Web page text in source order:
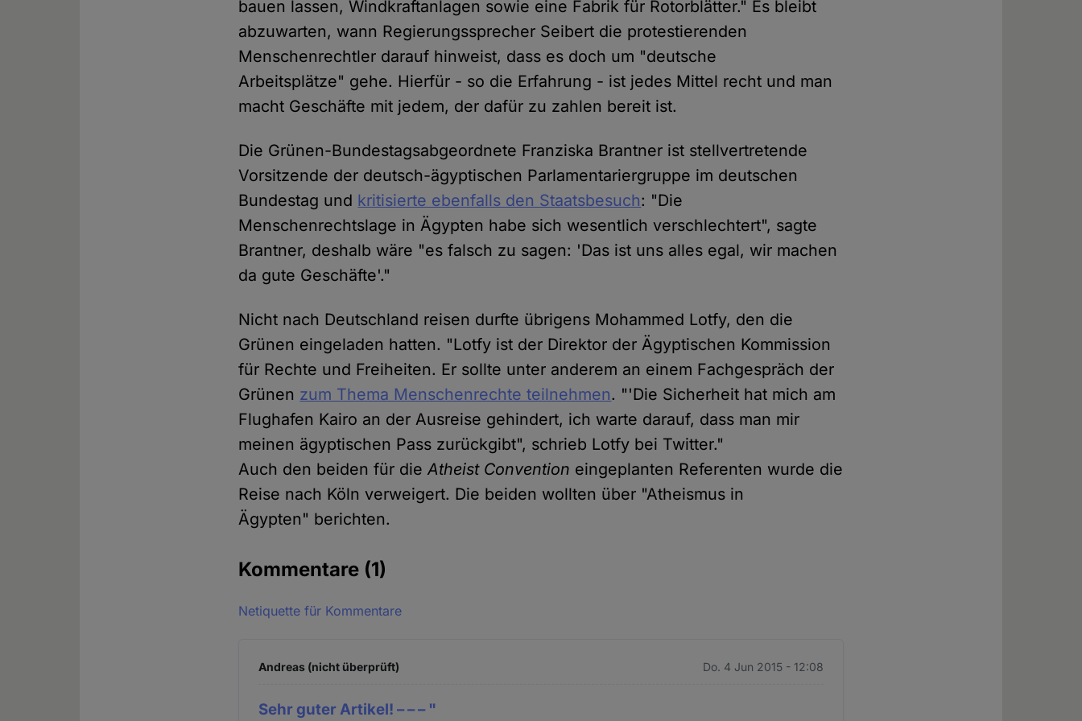
bauen lassen, Windkraftanlagen sowie eine Fabrik für Rotorblätter." Es bleibt
abzuwarten, wann Regierungssprecher Seibert die protestierenden
Menschenrechtler darauf hinweist, dass es doch um "deutsche
Arbeitsplätze" gehe. Hierfür - so die Erfahrung - ist jedes Mittel recht und man
macht Geschäfte mit jedem, der dafür zu zahlen bereit ist.
Die Grünen-Bundestagsabgeordnete Franziska Brantner ist stellvertretende
Vorsitzende der deutsch-ägyptischen Parlamentariergruppe im deutschen
Bundestag und kritisierte ebenfalls den Staatsbesuch: "Die
Menschenrechtslage in Ägypten habe sich wesentlich verschlechtert", sagte
Brantner, deshalb wäre "es falsch zu sagen: 'Das ist uns alles egal, wir machen
da gute Geschäfte'."
Nicht nach Deutschland reisen durfte übrigens Mohammed Lotfy, den die
Grünen eingeladen hatten. "Lotfy ist der Direktor der Ägyptischen Kommission
für Rechte und Freiheiten. Er sollte unter anderem an einem Fachgespräch der
Grünen zum Thema Menschenrechte teilnehmen. "'Die Sicherheit hat mich am
Flughafen Kairo an der Ausreise gehindert, ich warte darauf, dass man mir
meinen ägyptischen Pass zurückgibt", schrieb Lotfy bei Twitter."
Auch den beiden für dieAtheist Convention eingeplanten Referenten wurde die
Reise nach Köln verweigert. Die beiden wollten über "Atheismus in
Ägypten" berichten.
Kommentare (1)
Netiquette für Kommentare
Andreas (nicht überprüft) Do. 4 Jun 2015 - 12:08
Sehr guter Artikel! – – – "